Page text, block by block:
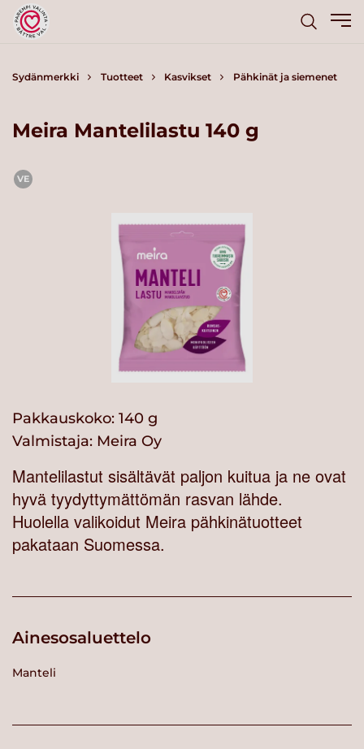
Sydänmerkki Tuotteet Kasvikset Pähkinät ja siemenet
Meira Mantelilastu 140 g
VE
Pakkauskoko: 140 g
Valmistaja: Meira Oy
Mantelilastut sisältävät paljon kuitua ja ne ovat
hyvä tyydyttymättömän rasvan lähde.
Huolella valikoidut Meira pähkinätuotteet
pakataan Suomessa.
Ainesosaluettelo
Manteli